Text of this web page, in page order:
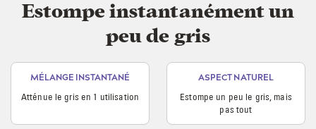
Estompe instantanément un
peu de gris
MÉLANGE INSTANTANÉ
Atténue le gris en 1 utilisation
ASPECT NATUREL
Estompe un peu le gris, mais
pas tout